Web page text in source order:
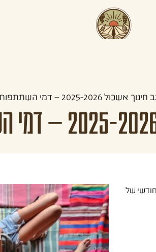
2026 – דמי השתתפות ל-6 חודשים
של